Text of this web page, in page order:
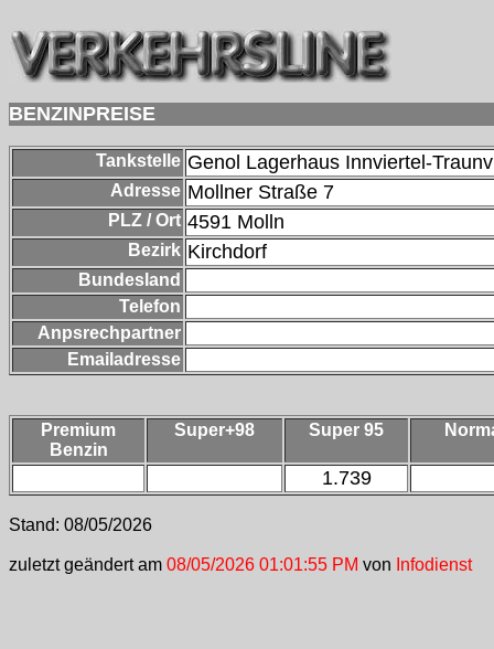
BENZINPREISE
Tankstelle Genol Lagerhaus Innviertel-
Adresse Mollner Straße 7
PLZ / Ort 4591 Molln
Bezirk Kirchdorf
Bundesland
Telefon
Anpsrechpartner
Emailadresse
Premium
Benzin
Super+98 Super 95
1.739
Stand: 08/05/2026
zuletzt geändert am 08/05/2026 01:01:55 PM von Infodienst